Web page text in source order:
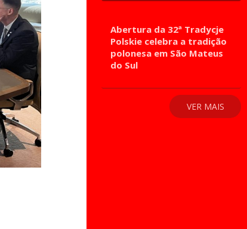
Abertura da 32ª Tradycje
Polskie celebra a tradição
polonesa em São Mateus
do Sul
VER MAIS